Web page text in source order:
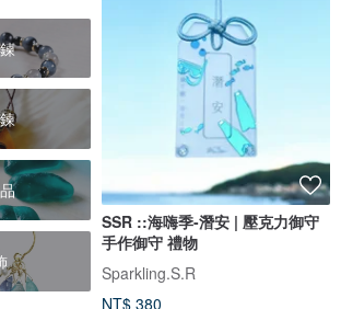
SSR ::海嗨季-潛安 | 壓克力御守
手作御守 禮物
Sparkling.S.R
NT$ 380